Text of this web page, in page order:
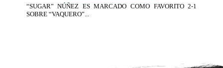
“SUGAR” NÚÑEZ ES MARCADO COMO FAVORITO 2-1
SOBRE “VAQUERO”...